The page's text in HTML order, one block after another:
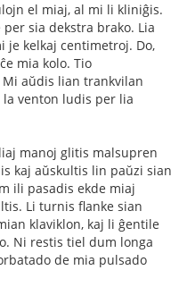
el miaj, al mi li kliniĝis.
sia dekstra brako. Lia
je kelkaj centimetroj. Do,
mia kolo. Tio
aŭdis lian trankvilan
venton ludis per lia
manoj glitis malsupren
kaj aŭskultis lin paŭzi sian
ili pasadis ekde miaj
Li turnis flanke sian
klaviklon, kaj li ĝentile
Ni restis tiel dum longa
de mia pulsado